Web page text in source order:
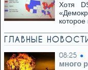
Хотя
которое
ГЛАВНЫЕ
08:25
много